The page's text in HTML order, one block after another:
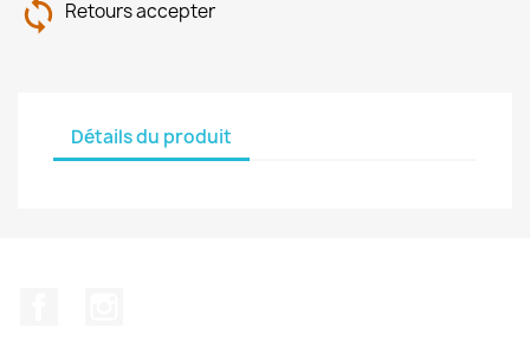
Retours accepter
Détails du produit